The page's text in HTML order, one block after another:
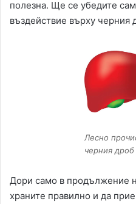
полезна. Ще се убедите
въздействие върху черния
Лесно
черния дроб
Дори само в продължение
храните правилно и да